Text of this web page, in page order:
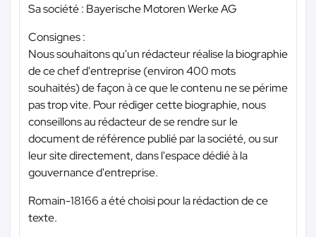
Sa société : Bayerische Motoren Werke AG
Consignes :
Nous souhaitons qu'un rédacteur réalise la biographie
de ce chef d'entreprise (environ 400 mots
souhaités) de façon à ce que le contenu ne se périme
pas trop vite. Pour rédiger cette biographie, nous
conseillons au rédacteur de se rendre sur le
document de référence publié par la société, ou sur
leur site directement, dans l'espace dédié à la
gouvernance d'entreprise.
Romain-18166 a été choisi pour la rédaction de ce
texte.